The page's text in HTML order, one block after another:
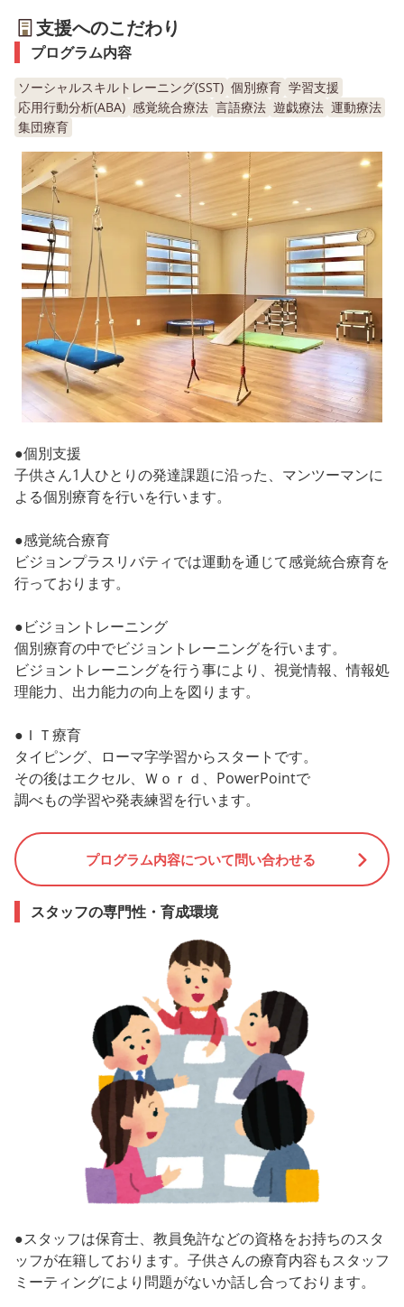
支援へのこだわり
プログラム内容
ソーシャルスキルトレーニング(SST) 個別療育 学習支援
応用行動分析(ABA) 感覚統合療法 言語療法 遊戯療法 運動療法
集団療育
●個別支援
子供さん1人ひとりの発達課題に沿った、マンツーマンに
よる個別療育を行いを行います。
●感覚統合療育
ビジョンプラスリバティでは運動を通じて感覚統合療育を
行っております。
●ビジョントレーニング
個別療育の中でビジョントレーニングを行います。
ビジョントレーニングを行う事により、視覚情報、情報処
理能力、出力能力の向上を図ります。
●ＩＴ療育
タイピング、ローマ字学習からスタートです。
その後はエクセル、Ｗｏｒｄ、PowerPointで
調べもの学習や発表練習を行います。
プログラム内容について問い合わせる
スタッフの専門性・育成環境
●スタッフは保育士、教員免許などの資格をお持ちのスタ
ッフが在籍しております。子供さんの療育内容もスタッフ
ミーティングにより問題がないか話し合っております。